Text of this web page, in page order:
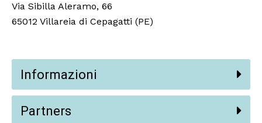
Via Sibilla Aleramo, 66
65012 Villareia di Cepagatti (PE)
Informazioni
Partners